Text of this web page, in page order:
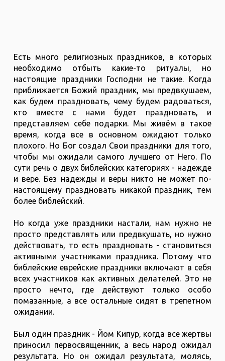
Есть много религиозных праздников, в которых
необходимо отбыть какие-то ритуалы, но
настоящие праздники Господни не такие. Когда
приближается Божий праздник, мы предвкушаем,
как будем праздновать, чему будем радоваться,
кто вместе с нами будет праздновать, и
представляем себе подарки. Мы живём в такое
время, когда все в основном ожидают только
плохого. Но Бог создал Свои праздники для того,
чтобы мы ожидали самого лучшего от Него. По
сути речь о двух библейских категориях - надежде
и вере. Без надежды и веры никто не может по-
настоящему праздновать никакой праздник, тем
более библейский.
Но когда уже праздники настали, нам нужно не
просто представлять или предвкушать, но нужно
действовать, то есть праздновать - становиться
активными участниками праздника. Потому что
библейские еврейские праздники включают в себя
всех участников как активных делателей. Это не
просто нечто, где действуют только особо
помазанные, а все остальные сидят в трепетном
ожидании.
Был один праздник - Йом Кипур, когда все жертвы
приносил первосвященник, а весь народ ожидал
результата. Но он ожидал результата, молясь,